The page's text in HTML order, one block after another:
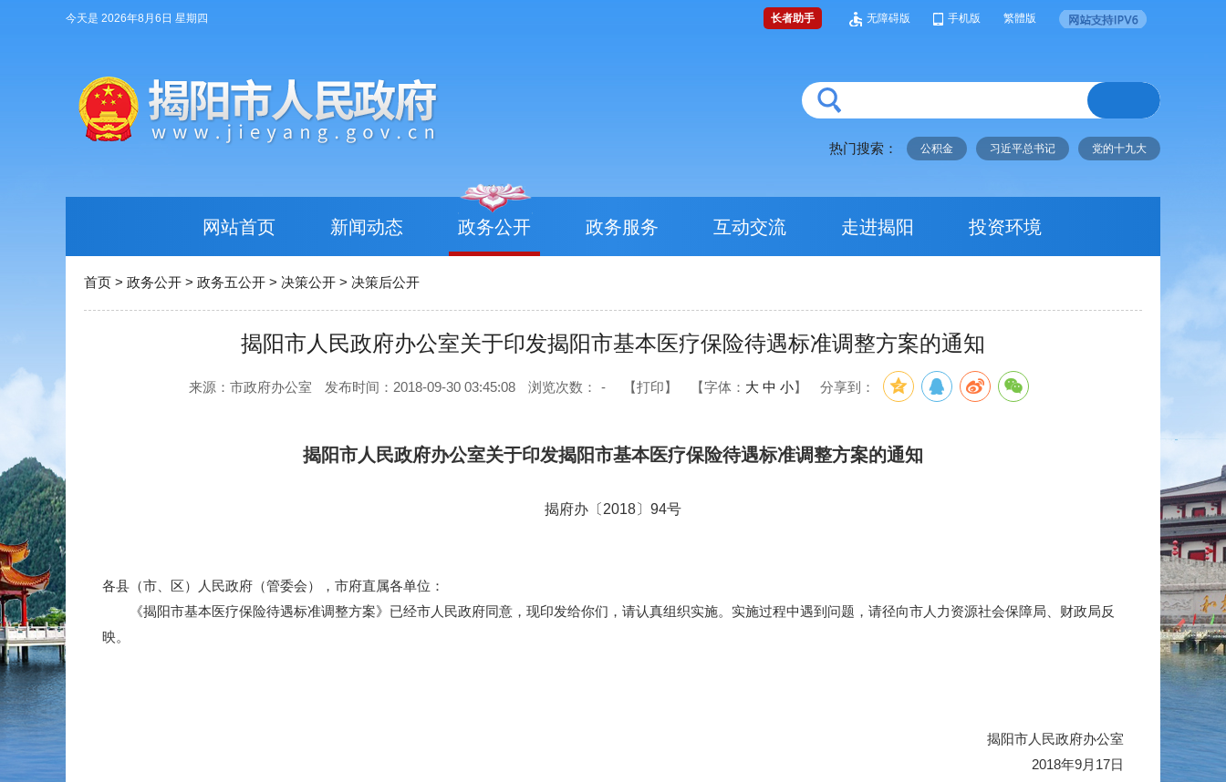
今天是 2026年8月6日 星期四 长者助手 无障碍版 手机版 繁體版
热门搜索： 公积金 习近平总书记 党的十九大
网站首页 新闻动态 政务公开 政务服务 互动交流 走进揭阳 投资环境
首页 > 政务公开 > 政务五公开 > 决策公开 > 决策后公开
揭阳市人民政府办公室关于印发揭阳市基本医疗保险待遇标准调整方案的通知
来源：市政府办公室 发布时间：2018-09-30 03:45:08 浏览次数： - 【打印】 【字体： 大 中 小】 分享到：
揭阳市人民政府办公室关于印发揭阳市基本医疗保险待遇标准调整方案的通知
揭府办〔2018〕94号
各县（市、区）人民政府（管委会），市府直属各单位：
《揭阳市基本医疗保险待遇标准调整方案》已经市人民政府同意，现印发给你们，请认真组织实施。实施过程中遇到问题，请径向市人力资源社会保障局、财政局反
映。
揭阳市人民政府办公室
2018年9月17日